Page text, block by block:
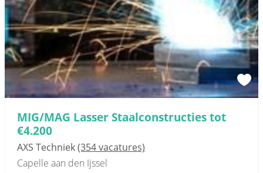
MIG/MAG Lasser Staalconstructies tot
€4.200
AXS Techniek(354 vacatures)
Capelle aan den Ijssel